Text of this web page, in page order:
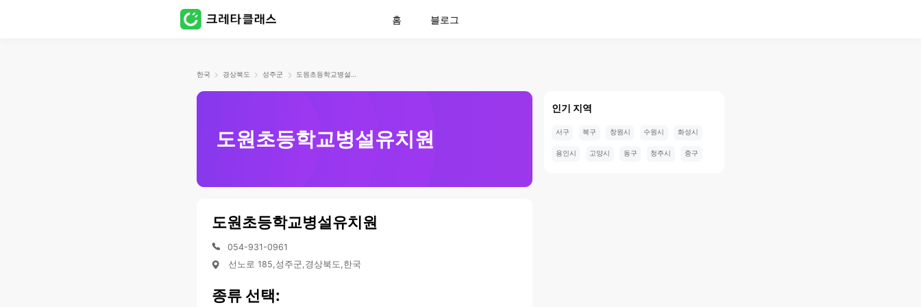
홈 블로그
한국 경상북도 성주군
도원초등학교병설유치원
도원초등학교병설유치원
054-931-0961
선노로 185,성주군,경상북도,한국
종류 선택:
인기 지역
서구 북구 창원시 수원시 화성시
용인시 고양시 동구 청주시 중구